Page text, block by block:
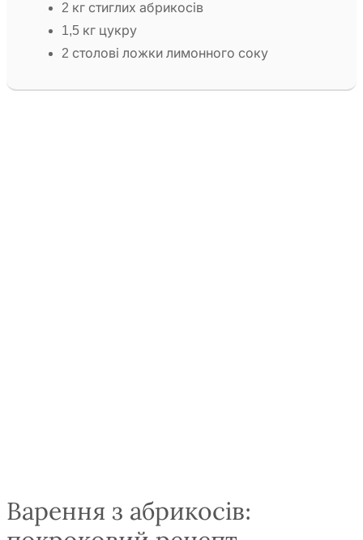
2 кг стиглих абрикосів
1,5 кг цукру
2 столові ложки лимонного соку
Варення з абрикосів: